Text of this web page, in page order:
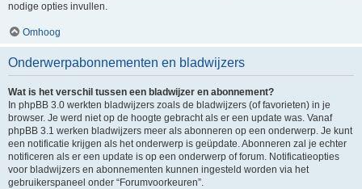
nodige opties invullen.
Omhoog
Onderwerpabonnementen en bladwijzers
Wat is het verschil tussen een bladwijzer en abonnement?
In phpBB 3.0 werkten bladwijzers zoals de bladwijzers (of favorieten) in je
browser. Je werd niet op de hoogte gebracht als er een update was. Vanaf
phpBB 3.1 werken bladwijzers meer als abonneren op een onderwerp. Je kunt
een notificatie krijgen als het onderwerp is geüpdate. Abonneren zal je echter
notificeren als er een update is op een onderwerp of forum. Notificatieopties
voor bladwijzers en abonnementen kunnen ingesteld worden via het
gebruikerspaneel onder “Forumvoorkeuren”.